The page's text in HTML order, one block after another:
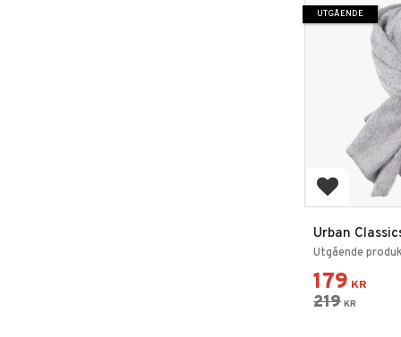
Lägg till i
Urban
Polyester
Utgående
179 KR
219 KR
UTGÅENDE